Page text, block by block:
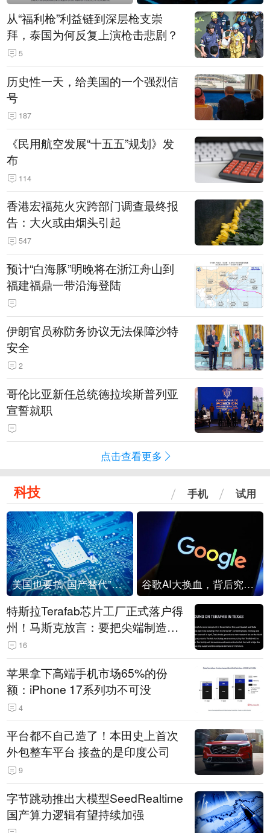
从“福利枪”利益链到深层枪支崇
拜，泰国为何反复上演枪击悲剧？
5
历史性一天，给美国的一个强烈信
号
187
《民用航空发展“十五五”规划》发
布
114
香港宏福苑火灾跨部门调查最终报
告：大火或由烟头引起
547
预计“白海豚”明晚将在浙江舟山到
福建福鼎一带沿海登陆
伊朗官员称防务协议无法保障沙特
安全
2
哥伦比亚新任总统德拉埃斯普列亚
宣誓就职
点击查看更多
科技 手机 试用
美国也要搞“国产替代”？先算清三笔账 谷歌AI大换血，背后究竟发生了什么？
特斯拉Terafab芯片工厂正式落户得
州！马斯克放言：要把尖端制造带
回美国
16
苹果拿下高端手机市场65%的份
额：iPhone 17系列功不可没
4
平台都不自己造了！本田史上首次
外包整车平台 接盘的是印度公司
9
字节跳动推出大模型SeedRealtime
国产算力逻辑有望持续加强